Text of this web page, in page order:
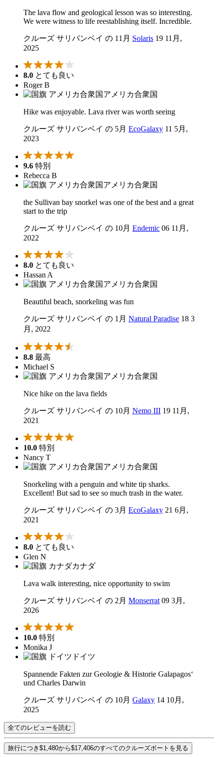
The lava flow and geological lesson was so interesting.
We were witness to life reestablishing itself. Incredible.
クルーズ サリバンベイ の 11月 Solaris 19 11月,
2025
8.0 とても良い
Roger B
アメリカ合衆国
Hike was enjoyable. Lava river was worth seeing
クルーズ サリバンベイ の 5月 EcoGalaxy 11 5月,
2023
9.6 特別
Rebecca B
アメリカ合衆国
the Sullivan bay snorkel was one of the best and a great
start to the trip
クルーズ サリバンベイ の 10月 Endemic 06 11月,
2022
8.0 とても良い
Hassan A
アメリカ合衆国
Beautiful beach, snorkeling was fun
クルーズ サリバンベイ の 1月 Natural Paradise 18 3
月, 2022
8.8 最高
Michael S
アメリカ合衆国
Nice hike on the lava fields
クルーズ サリバンベイ の 10月 Nemo III 19 11月,
2021
10.0 特別
Nancy T
アメリカ合衆国
Snorkeling with a penguin and white tip sharks.
Excellent! But sad to see so much trash in the water.
クルーズ サリバンベイ の 3月 EcoGalaxy 21 6月,
2021
8.0 とても良い
Glen N
カナダ
Lava walk interesting, nice opportunity to swim
クルーズ サリバンベイ の 2月 Monserrat 09 3月,
2026
10.0 特別
Monika J
ドイツ
Spannende Fakten zur Geologie & Historie Galapagos‘
und Charles Darwin
クルーズ サリバンベイ の 10月 Galaxy 14 10月,
2025
全てのレビューを読む
旅行につき$1,480から$17,406のすべてのクルーズボートを見る